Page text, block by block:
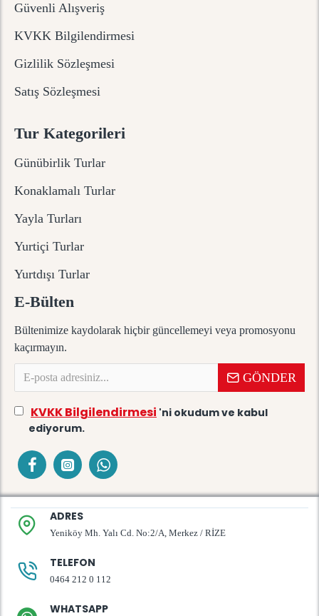
Güvenli Alışveriş
KVKK Bilgilendirmesi
Gizlilik Sözleşmesi
Satış Sözleşmesi
Tur Kategorileri
Günübirlik Turlar
Konaklamalı Turlar
Yayla Turları
Yurtiçi Turlar
Yurtdışı Turlar
E-Bülten
Bültenimize kaydolarak hiçbir güncellemeyi veya promosyonu
kaçırmayın.
GÖNDER
KVKK Bilgilendirmesi 'ni okudum ve kabul
ediyorum.
ADRES
Yeniköy Mh. Yalı Cd. No:2/A, Merkez / RİZE
TELEFON
0464 212 0 112
WHATSAPP